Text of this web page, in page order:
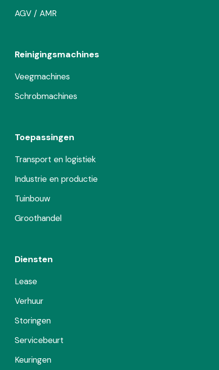
AGV / AMR
Reinigingsmachines
Veegmachines
Schrobmachines
Toepassingen
Transport en logistiek
Industrie en productie
Tuinbouw
Groothandel
Diensten
Lease
Verhuur
Storingen
Servicebeurt
Keuringen